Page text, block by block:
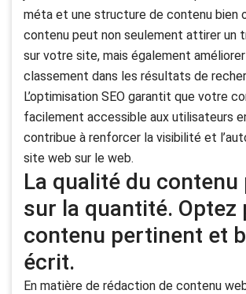
méta et une structure de contenu bien
contenu peut non seulement attirer un
sur votre site, mais également
classement dans les résultats de
L’optimisation SEO garantit que votre
facilement accessible aux utilisateurs
contribue à renforcer la visibilité et
site web sur le web.
La qualité du contenu
sur la quantité. Optez
contenu pertinent et
écrit.
En matière de rédaction de contenu